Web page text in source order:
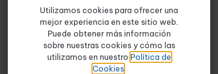
Beneficios de la gamificación en entornos
Técnicas mecánicas
Técnicas dinámicas
Gamificación en entornos no educativos
Características propias de los juegos
Quiero más info
Utilizamos cookies para ofrecer una
mejor experiencia en este sitio web.
Puede obtener más información
sobre nuestras cookies y cómo las
utilizamos en nuestro Política de
Cookies.